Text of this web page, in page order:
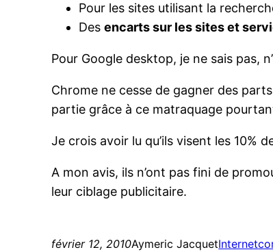
Pour les sites utilisant la
Desencarts sur les sites et
Pour Google desktop, je ne sais pas,
Chrome ne cesse de gagner des
partie grâce à ce matraquage
Je crois avoir lu qu’ils visent les 10%
A mon avis, ils n’ont pas fini de
leur ciblage publicitaire.
février 12, 2010Aymeric JacquetInternet